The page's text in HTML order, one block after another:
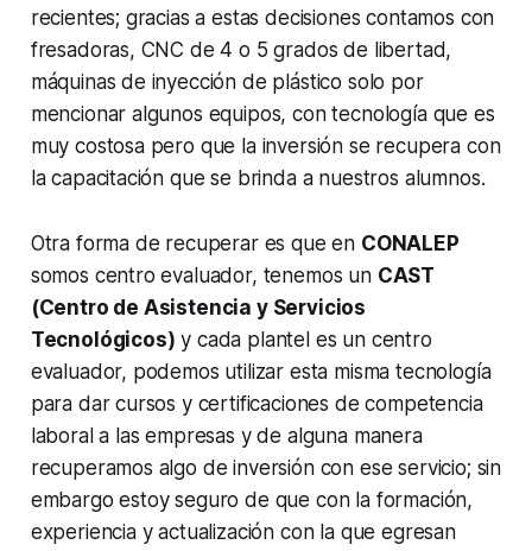
recientes; gracias a estas decisiones contamos con
fresadoras, CNC de 4 o 5 grados de libertad,
máquinas de inyección de plástico solo por
mencionar algunos equipos, con tecnología que es
muy costosa pero que la inversión se recupera con
la capacitación que se brinda a nuestros alumnos.
Otra forma de recuperar es que en CONALEP
somos centro evaluador, tenemos un CAST
(Centro de Asistencia y Servicios
Tecnológicos) y cada plantel es un centro
evaluador, podemos utilizar esta misma tecnología
para dar cursos y certificaciones de competencia
laboral a las empresas y de alguna manera
recuperamos algo de inversión con ese servicio; sin
embargo estoy seguro de que con la formación,
experiencia y actualización con la que egresan